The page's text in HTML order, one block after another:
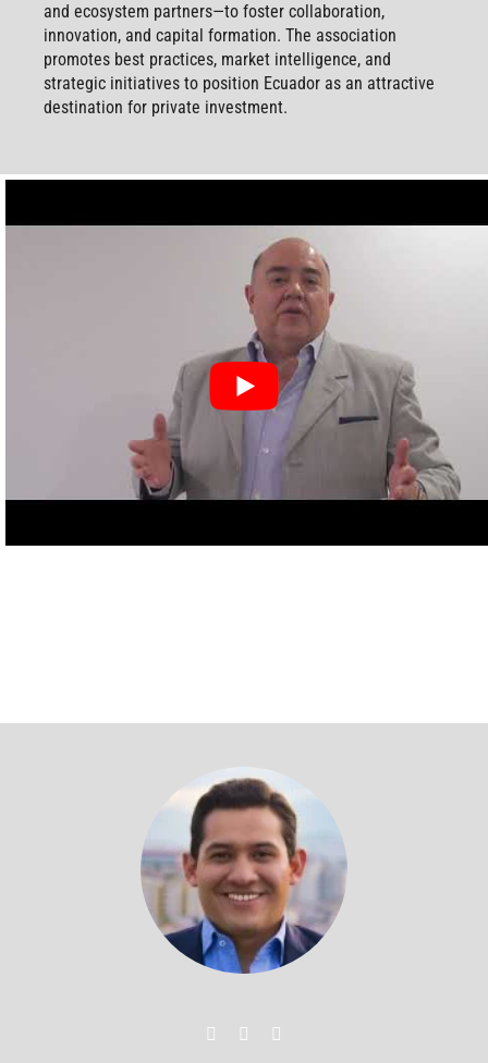
and ecosystem partners—to foster collaboration,
innovation, and capital formation. The association
promotes best practices, market intelligence, and
strategic initiatives to position Ecuador as an attractive
destination for private investment.